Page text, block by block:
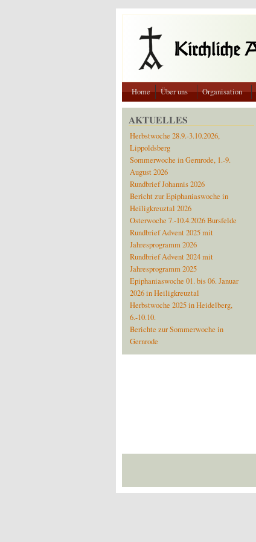
Home Über uns Organisation
AKTUELLES
Herbstwoche 28.9.-3.10.2026,
Lippoldsberg
Sommerwoche in Gernrode, 1.-9.
August 2026
Rundbrief Johannis 2026
Bericht zur Epiphaniaswoche in
Heiligkreuztal 2026
Osterwoche 7.-10.4.2026 Bursfelde
Rundbrief Advent 2025 mit
Jahresprogramm 2026
Rundbrief Advent 2024 mit
Jahresprogramm 2025
Epiphaniaswoche 01. bis 06. Januar
2026 in Heiligkreuztal
Herbstwoche 2025 in Heidelberg,
6.-10.10.
Berichte zur Sommerwoche in
Gernrode